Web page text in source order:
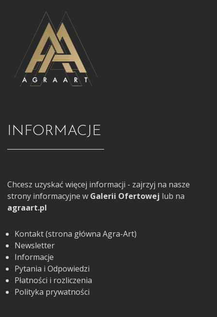
INFORMACJE
Chcesz uzyskać więcej informacji - zajrzyj na nasze
strony informacyjne w Galerii Ofertowej lub na
agraart.pl
Kontakt (strona główna Agra-Art)
Newsletter
Informacje
Pytania i Odpowiedzi
Płatności i rozliczenia
Polityka prywatności